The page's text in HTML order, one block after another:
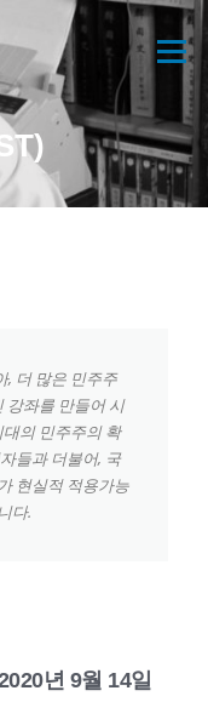
메뉴
, 더 많은 민주주
강좌를 만들어 시
의 민주주의 확
들과 더불어, 국
현실적 적용가능
다.
년 9월 14일